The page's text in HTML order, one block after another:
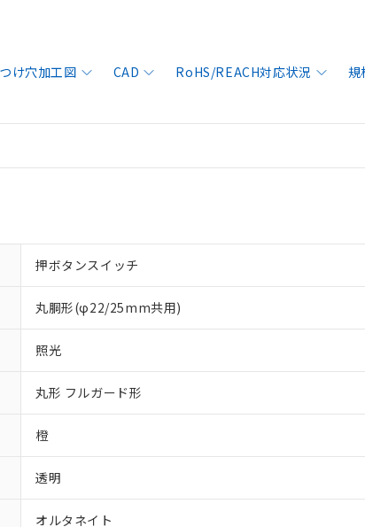
け穴加工図 CAD RoHS/REACH対応状況 規
押ボタンスイッチ
丸胴形(φ22/25mm共用)
照光
丸形 フルガード形
橙
透明
オルタネイト